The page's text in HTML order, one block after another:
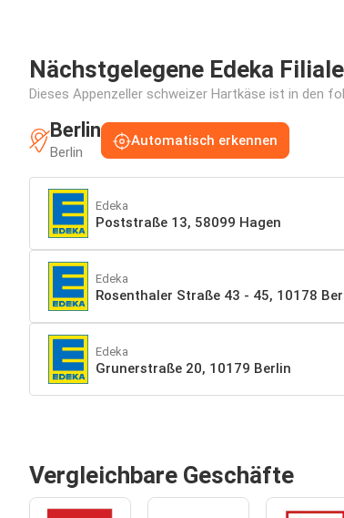
Nächstgelegene Edeka Filiale
Dieses Appenzeller schweizer Hartkäse ist in den
Berlin
Berlin
Automatisch erkennen
Edeka
Poststraße 13, 58099 Hagen
Edeka
Rosenthaler Straße 43 - 45, 10178
Edeka
Grunerstraße 20, 10179 Berlin
Vergleichbare Geschäfte